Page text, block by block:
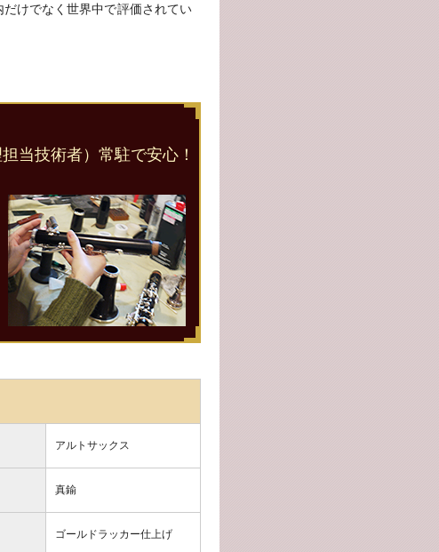
けでなく世界中で評価されてい
当技術者）常駐で安心！
アルトサックス
真鍮
ゴールドラッカー仕上げ